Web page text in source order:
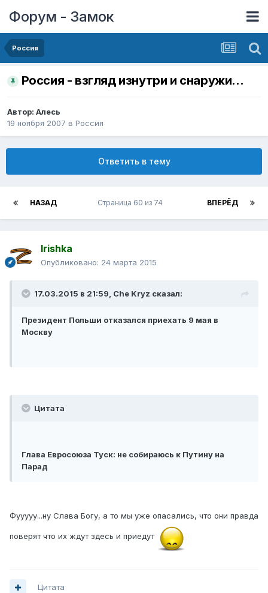
Форум - Замок
Россия
Россия - взгляд изнутри и снаружи...
Автор: Алесь
19 ноября 2007 в Россия
Ответить в тему
НАЗАД ВПЕРЁД
Страница 60 из 74
Irishka
Опубликовано: 24 марта 2015
17.03.2015 в 21:59, Che Kryz сказал:
Президент Польши отказался приехать 9 мая в
Москву
Цитата
Глава Евросоюза Туск: не собираюсь к Путину на
Парад
Фууууу...ну Слава Богу, а то мы уже опасались, что они правда
поверят что их ждут здесь и приедут
Цитата